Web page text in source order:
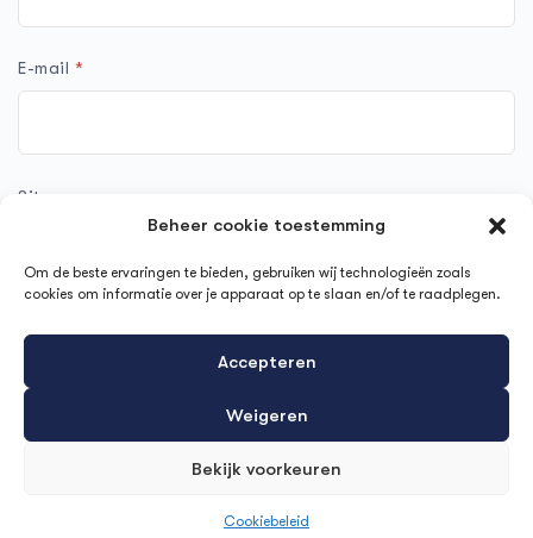
Beheer cookie toestemming
Om de beste ervaringen te bieden, gebruiken wij technologieën zoals
cookies om informatie over je apparaat op te slaan en/of te raadplegen.
Accepteren
Weigeren
Bekijk voorkeuren
Cookiebeleid
E-mail *
Site
volgende keer wanneer ik een reactie plaats.